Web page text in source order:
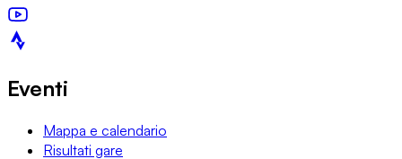
Eventi
Mappa e calendario
Risultati gare